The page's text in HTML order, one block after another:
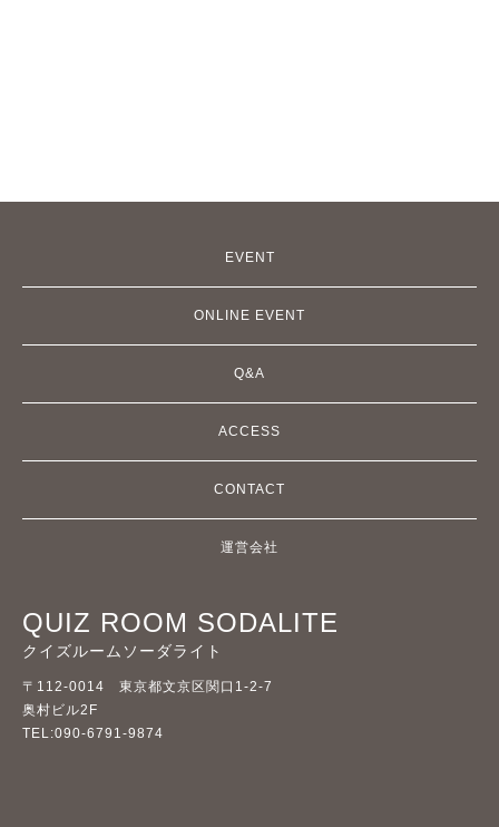
EVENT
ONLINE EVENT
Q&A
ACCESS
CONTACT
運営会社
QUIZ ROOM SODALITE
クイズルームソーダライト
〒112-0014 東京都文京区関口1-2-7
奥村ビル2F
TEL:090-6791-9874